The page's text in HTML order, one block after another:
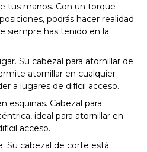
tus manos. Con un torque
podrás hacer realidad
siempre has tenido en la
Su cabezal para atornillar de
atornillar en cualquier
a lugares de difícil acceso.
esquinas. Cabezal para
ideal para atornillar en
acceso.
Su cabezal de corte está